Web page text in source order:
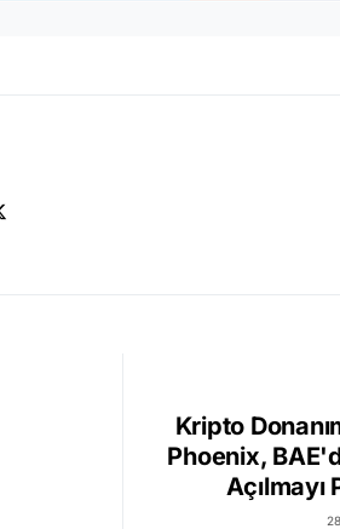
Kripto
Phoenix,
Açılmayı